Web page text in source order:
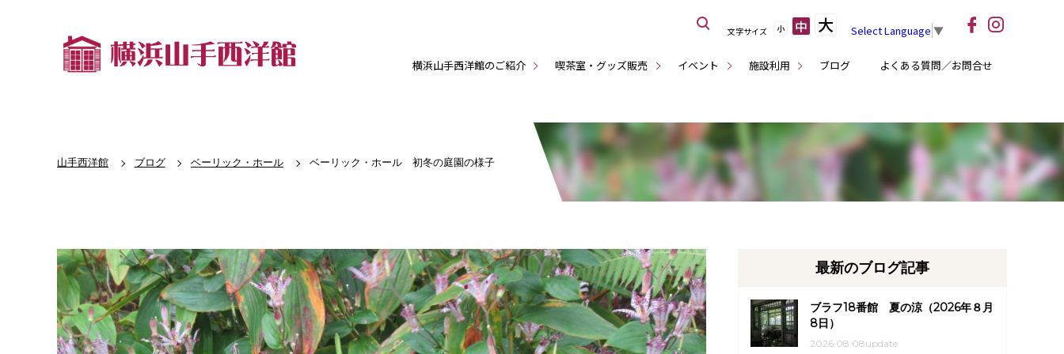
横浜山手西洋館のご紹介 喫茶室・グッズ販売 イベント 施設利用 ブログ よくある質問／お問合せ
文字サイズ 小 中 大 Select Language ▼
山手西洋館 ブログ ベーリック・ホール ベーリック・ホール 初冬の庭園の様子
最新のブログ記事
ブラフ18番館 夏の涼（2026年８月
8日）
2026.08.08update